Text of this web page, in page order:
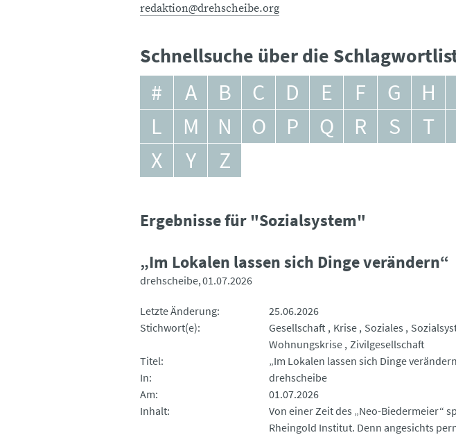
redaktion@drehscheibe.org
Schnellsuche über die
# A B C D E F G H
L
M N O P Q R S T
X
Y Z
Ergebnisse für "Sozialsystem"
„Im Lokalen lassen sich Dinge verändern“
drehscheibe 01.07.2026
Letzte Änderung
25.06.2026
Stichwort(e)
Gesellschaft Krise Soziales
Wohnungskrise
Zivilgesellschaft
Titel
„Im Lokalen lassen sich Dinge
In
drehscheibe
Am
01.07.2026
Inhalt
Von einer Zeit des „Neo-Biedermeier“
Rheingold Institut. Denn angesichts